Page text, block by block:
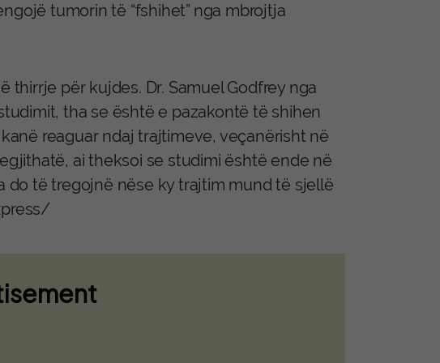
tumorin të “fshihet” nga mbrojtja
për kujdes. Dr. Samuel Godfrey nga
tha se është e pazakontë të shihen
reaguar ndaj trajtimeve, veçanërisht në
ai theksoi se studimi është ende në
të tregojnë nëse ky trajtim mund të sjellë